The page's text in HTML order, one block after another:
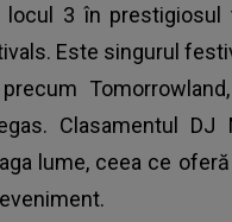
3 în prestigiosul
Este singurul
Clasamentul
lume, ceea ce